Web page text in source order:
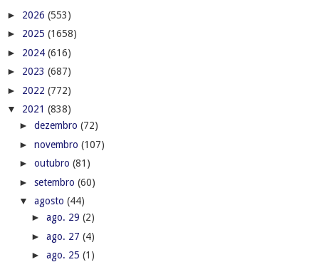
► 2026 (553)
► 2025 (1658)
► 2024 (616)
► 2023 (687)
► 2022 (772)
▼ 2021 (838)
► dezembro (72)
► novembro (107)
► outubro (81)
► setembro (60)
▼ agosto (44)
► ago. 29 (2)
► ago. 27 (4)
► ago. 25 (1)